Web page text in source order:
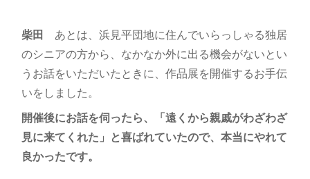
柴田 あとは、浜見平団地に住んでいらっしゃる独居
のシニアの方から、なかなか外に出る機会がないとい
うお話をいただいたときに、作品展を開催するお手伝
いをしました。
開催後にお話を伺ったら、「遠くから親戚がわざわざ
見に来てくれた」と喜ばれていたので、本当にやれて
良かったです。